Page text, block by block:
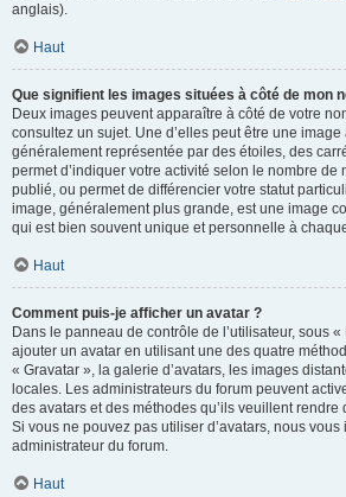
anglais).
Haut
Que signifient les images situées à côté de mon
Deux images peuvent apparaître à côté de votre
consultez un sujet. Une d’elles peut être une
généralement représentée par des étoiles, des
permet d’indiquer votre activité selon le nombre de
publié, ou permet de différencier votre statut
image, généralement plus grande, est une image
qui est bien souvent unique et personnelle à
Haut
Comment puis-je afficher un avatar ?
Dans le panneau de contrôle de l’utilisateur, sous
ajouter un avatar en utilisant une des quatre
« Gravatar », la galerie d’avatars, les images
locales. Les administrateurs du forum peuvent
des avatars et des méthodes qu’ils veuillent
Si vous ne pouvez pas utiliser d’avatars, nous
administrateur du forum.
Haut